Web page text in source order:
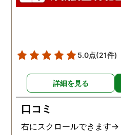
5.0点(21件)
詳細を見る
口コミ
右にスクロールできます→